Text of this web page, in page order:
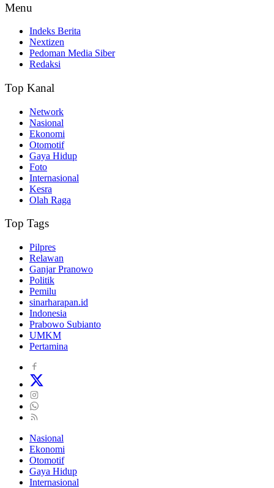
Menu
Indeks Berita
Nextizen
Pedoman Media Siber
Redaksi
Top Kanal
Network
Nasional
Ekonomi
Otomotif
Gaya Hidup
Foto
Internasional
Kesra
Olah Raga
Top Tags
Pilpres
Relawan
Ganjar Pranowo
Politik
Pemilu
sinarharapan.id
Indonesia
Prabowo Subianto
UMKM
Pertamina
Nasional
Ekonomi
Otomotif
Gaya Hidup
Internasional